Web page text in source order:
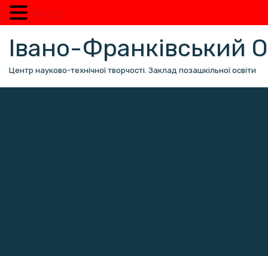
вмісту
Івано-Франківський
Центр науково-технічної творчості. Заклад позашкільної освіти
MENU